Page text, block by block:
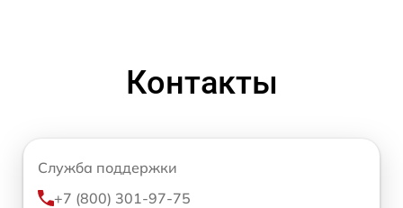
Контакты
Служба поддержки
+7 (800) 301-97-75